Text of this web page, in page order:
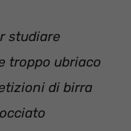
studiare
troppo ubriaco
di birra